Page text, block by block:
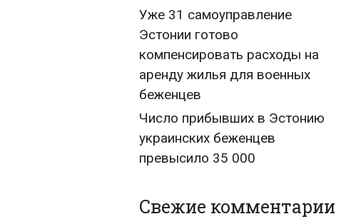
Уже 31 самоуправление
Эстонии готово
компенсировать расходы на
аренду жилья для военных
беженцев
Число прибывших в Эстонию
украинских беженцев
превысило 35 000
Свежие комментарии